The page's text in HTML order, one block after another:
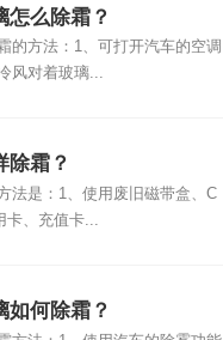
怎么除霜？
的方法：1、可打开汽车的空调
风对着玻璃...
除霜？
法是：1、使用废旧磁带盒、C
卡、充值卡...
如何除霜？